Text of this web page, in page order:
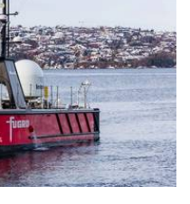
جديداً